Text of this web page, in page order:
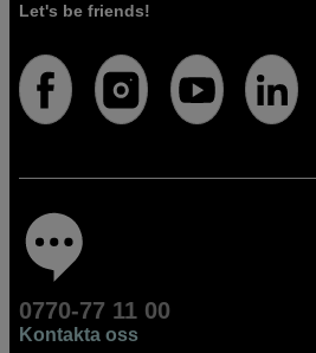
Let's be friends!
0770-77 11 00
Kontakta oss